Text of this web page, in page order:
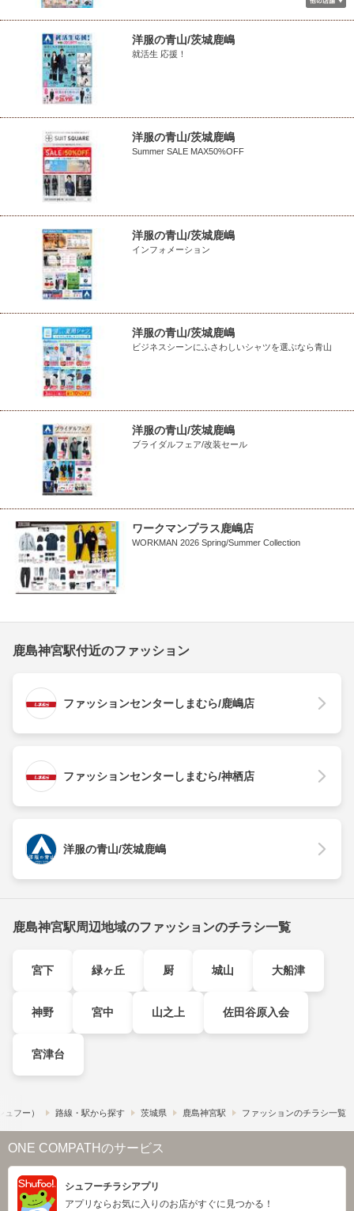
洋服の青山/茨城鹿嶋
就活生 応援！
洋服の青山/茨城鹿嶋
Summer SALE MAX50%OFF
洋服の青山/茨城鹿嶋
インフォメーション
洋服の青山/茨城鹿嶋
ビジネスシーンにふさわしいシャツを選ぶなら青山
洋服の青山/茨城鹿嶋
ブライダルフェア/改装セール
ワークマンプラス鹿嶋店
WORKMAN 2026 Spring/Summer Collection
鹿島神宮駅付近のファッション
ファッションセンターしまむら/鹿嶋店
ファッションセンターしまむら/神栖店
洋服の青山/茨城鹿嶋
鹿島神宮駅周辺地域のファッションのチラシ一覧
宮下 緑ヶ丘 厨 城山 大船津
神野 宮中 山之上 佐田谷原入会
宮津台
フー） 路線・駅から探す 茨城県 鹿島神宮駅 ファッションのチラシ一覧
ONE COMPATHのサービス
シュフーチラシアプリ
アプリならお気に入りのお店がすぐに見つかる！